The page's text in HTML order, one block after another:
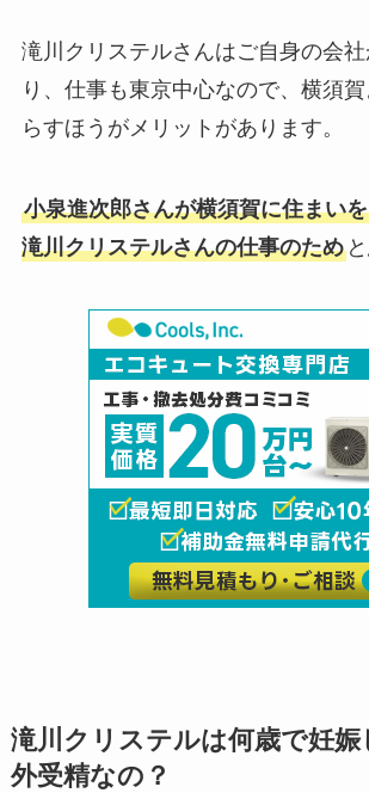
滝川クリステルさんはご自身の会
り、仕事も東京中心なので、横須
らすほうがメリットがあります。
小泉進次郎さんが横須賀に住まい
滝川クリステルさんの仕事のため
滝川クリステルは何歳で妊娠
外受精なの？